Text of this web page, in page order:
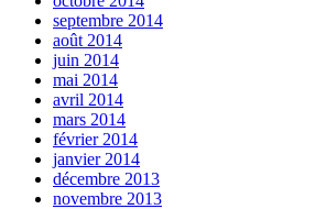
septembre 2014
août 2014
juin 2014
mai 2014
avril 2014
mars 2014
février 2014
janvier 2014
décembre 2013
novembre 2013